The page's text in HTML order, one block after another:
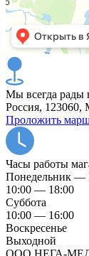
Мы всегда рады
Россия, 123060,
Проложить
Часы работы
Понедельник —
10:00 — 18:00
Суббота
10:00 — 16:00
Воскресенье
Выходной
ООО НЕГА-МЕД